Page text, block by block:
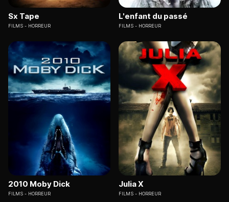
Sx Tape
FILMS HORREUR
L'enfant du passé
FILMS HORREUR
2010 Moby Dick
FILMS HORREUR
Julia X
FILMS HORREUR